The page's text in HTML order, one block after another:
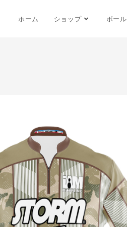
ホーム ショップ ボール